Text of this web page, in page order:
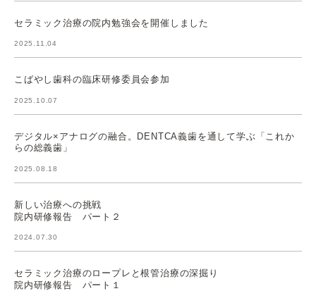
セラミック治療の院内勉強会を開催しました
2025.11.04
こばやし歯科の臨床研修委員会参加
2025.10.07
デジタル×アナログの融合。DENTCA義歯を通して学ぶ「これか
らの総義歯」
2025.08.18
新しい治療への挑戦
院内研修報告 パート２
2024.07.30
セラミック治療のロープレと根管治療の深掘り
院内研修報告 パート１